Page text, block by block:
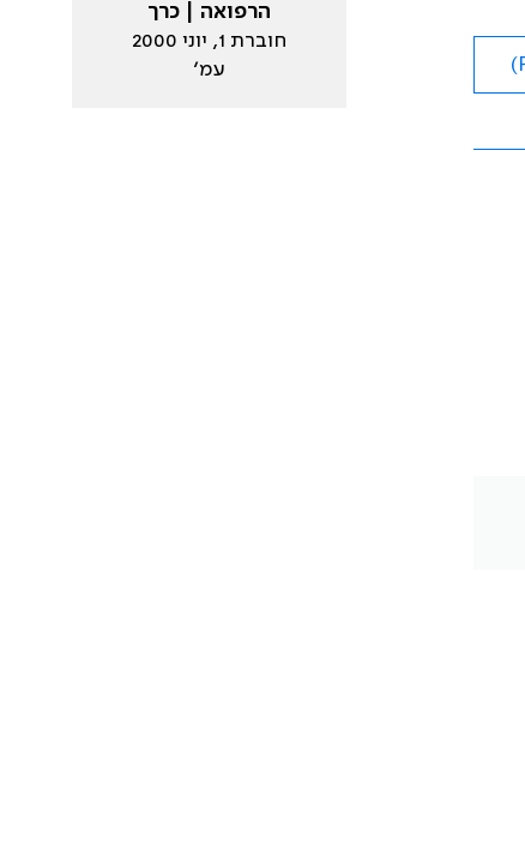
הרפואה | כרך
חוברת 1, יוני 2000
עמ׳